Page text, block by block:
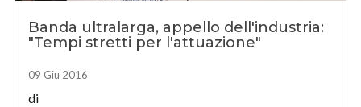
Banda ultralarga, appello dell'industria:
"Tempi stretti per l'attuazione"
09 Giu 2016
di